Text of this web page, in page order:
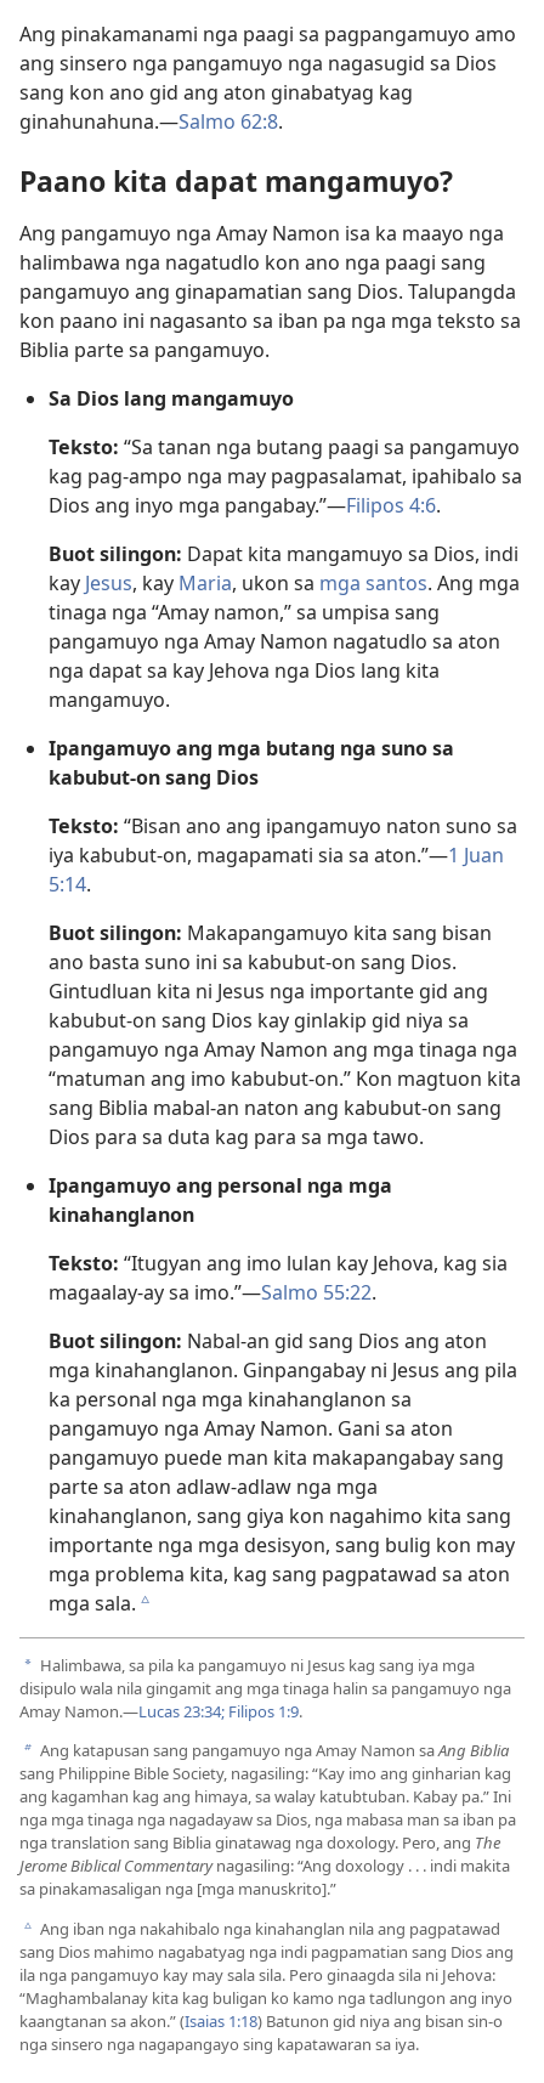
Ang pinakamanami nga paagi sa pagpangamuyo amo
ang sinsero nga pangamuyo nga nagasugid sa Dios
sang kon ano gid ang aton ginabatyag kag
ginahunahuna.—Salmo 62:8.
Paano kita dapat mangamuyo?
Ang pangamuyo nga Amay Namon isa ka maayo nga
halimbawa nga nagatudlo kon ano nga paagi sang
pangamuyo ang ginapamatian sang Dios. Talupangda
kon paano ini nagasanto sa iban pa nga mga teksto sa
Biblia parte sa pangamuyo.
Sa Dios lang mangamuyo
Teksto: “Sa tanan nga butang paagi sa pangamuyo
kag pag-ampo nga may pagpasalamat, ipahibalo sa
Dios ang inyo mga pangabay.”—Filipos 4:6.
Buot silingon: Dapat kita mangamuyo sa Dios, indi
kay Jesus, kay Maria, ukon sa mga santos. Ang mga
tinaga nga “Amay namon,” sa umpisa sang
pangamuyo nga Amay Namon nagatudlo sa aton
nga dapat sa kay Jehova nga Dios lang kita
mangamuyo.
Ipangamuyo ang mga butang nga suno sa
kabubut-on sang Dios
Teksto: “Bisan ano ang ipangamuyo naton suno sa
iya kabubut-on, magapamati sia sa aton.”—1 Juan
5:14.
Buot silingon: Makapangamuyo kita sang bisan
ano basta suno ini sa kabubut-on sang Dios.
Gintudluan kita ni Jesus nga importante gid ang
kabubut-on sang Dios kay ginlakip gid niya sa
pangamuyo nga Amay Namon ang mga tinaga nga
“matuman ang imo kabubut-on.” Kon magtuon kita
sang Biblia mabal-an naton ang kabubut-on sang
Dios para sa duta kag para sa mga tawo.
Ipangamuyo ang personal nga mga
kinahanglanon
Teksto: “Itugyan ang imo lulan kay Jehova, kag sia
magaalay-ay sa imo.”—Salmo 55:22.
Buot silingon: Nabal-an gid sang Dios ang aton
mga kinahanglanon. Ginpangabay ni Jesus ang pila
ka personal nga mga kinahanglanon sa
pangamuyo nga Amay Namon. Gani sa aton
pangamuyo puede man kita makapangabay sang
parte sa aton adlaw-adlaw nga mga
kinahanglanon, sang giya kon nagahimo kita sang
importante nga mga desisyon, sang bulig kon may
mga problema kita, kag sang pagpatawad sa aton
mga sala. c
a Halimbawa, sa pila ka pangamuyo ni Jesus kag sang iya mga
disipulo wala nila gingamit ang mga tinaga halin sa pangamuyo nga
Amay Namon.—Lucas 23:34; Filipos 1:9.
b Ang katapusan sang pangamuyo nga Amay Namon saAng Biblia
sang Philippine Bible Society, nagasiling: “Kay imo ang ginharian kag
ang kagamhan kag ang himaya, sa walay katubtuban. Kabay pa.” Ini
nga mga tinaga nga nagadayaw sa Dios, nga mabasa man sa iban pa
nga translation sang Biblia ginatawag nga doxology. Pero, ang The
Jerome Biblical Commentarynagasiling: “Ang doxology . . . indi makita
sa pinakamasaligan nga [mga manuskrito].”
c Ang iban nga nakahibalo nga kinahanglan nila ang pagpatawad
sang Dios mahimo nagabatyag nga indi pagpamatian sang Dios ang
ila nga pangamuyo kay may sala sila. Pero ginaagda sila ni Jehova:
“Maghambalanay kita kag buligan ko kamo nga tadlungon ang inyo
kaangtanan sa akon.” (Isaias 1:18) Batunon gid niya ang bisan sin-o
nga sinsero nga nagapangayo sing kapatawaran sa iya.